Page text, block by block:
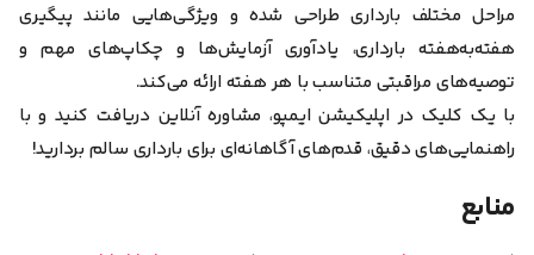
مراحل مختلف بارداری طراحی شده و ویژگی‌هایی مانند پیگیری
هفته‌به‌هفته بارداری، یادآوری آزمایش‌ها و چکاپ‌های مهم و
توصیه‌های مراقبتی متناسب با هر هفته ارائه می‌کند.
با یک کلیک در اپلیکیشن ایمپو، مشاوره آنلاین دریافت کنید و با
راهنمایی‌های دقیق، قدم‌های آگاهانه‌ای برای بارداری سالم بردارید!
منابع